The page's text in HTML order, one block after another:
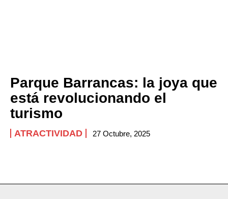
Parque Barrancas: la joya que
está revolucionando el
turismo
ATRACTIVIDAD 27 Octubre, 2025